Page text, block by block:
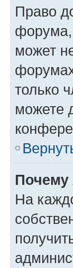
Право
форума,
может
только
можете
Почему
На